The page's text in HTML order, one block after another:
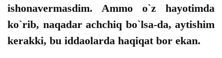
ishonavermasdim. Ammo o`z hayotimda
ko`rib, naqadar achchiq bo`lsa-da, aytishim
kerakki, bu iddaolarda haqiqat bor ekan.